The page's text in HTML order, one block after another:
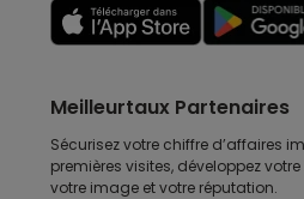
Meilleurtaux Partenaires
Sécurisez votre chiffre d’affaires
premières visites, développez
votre image et votre réputation.